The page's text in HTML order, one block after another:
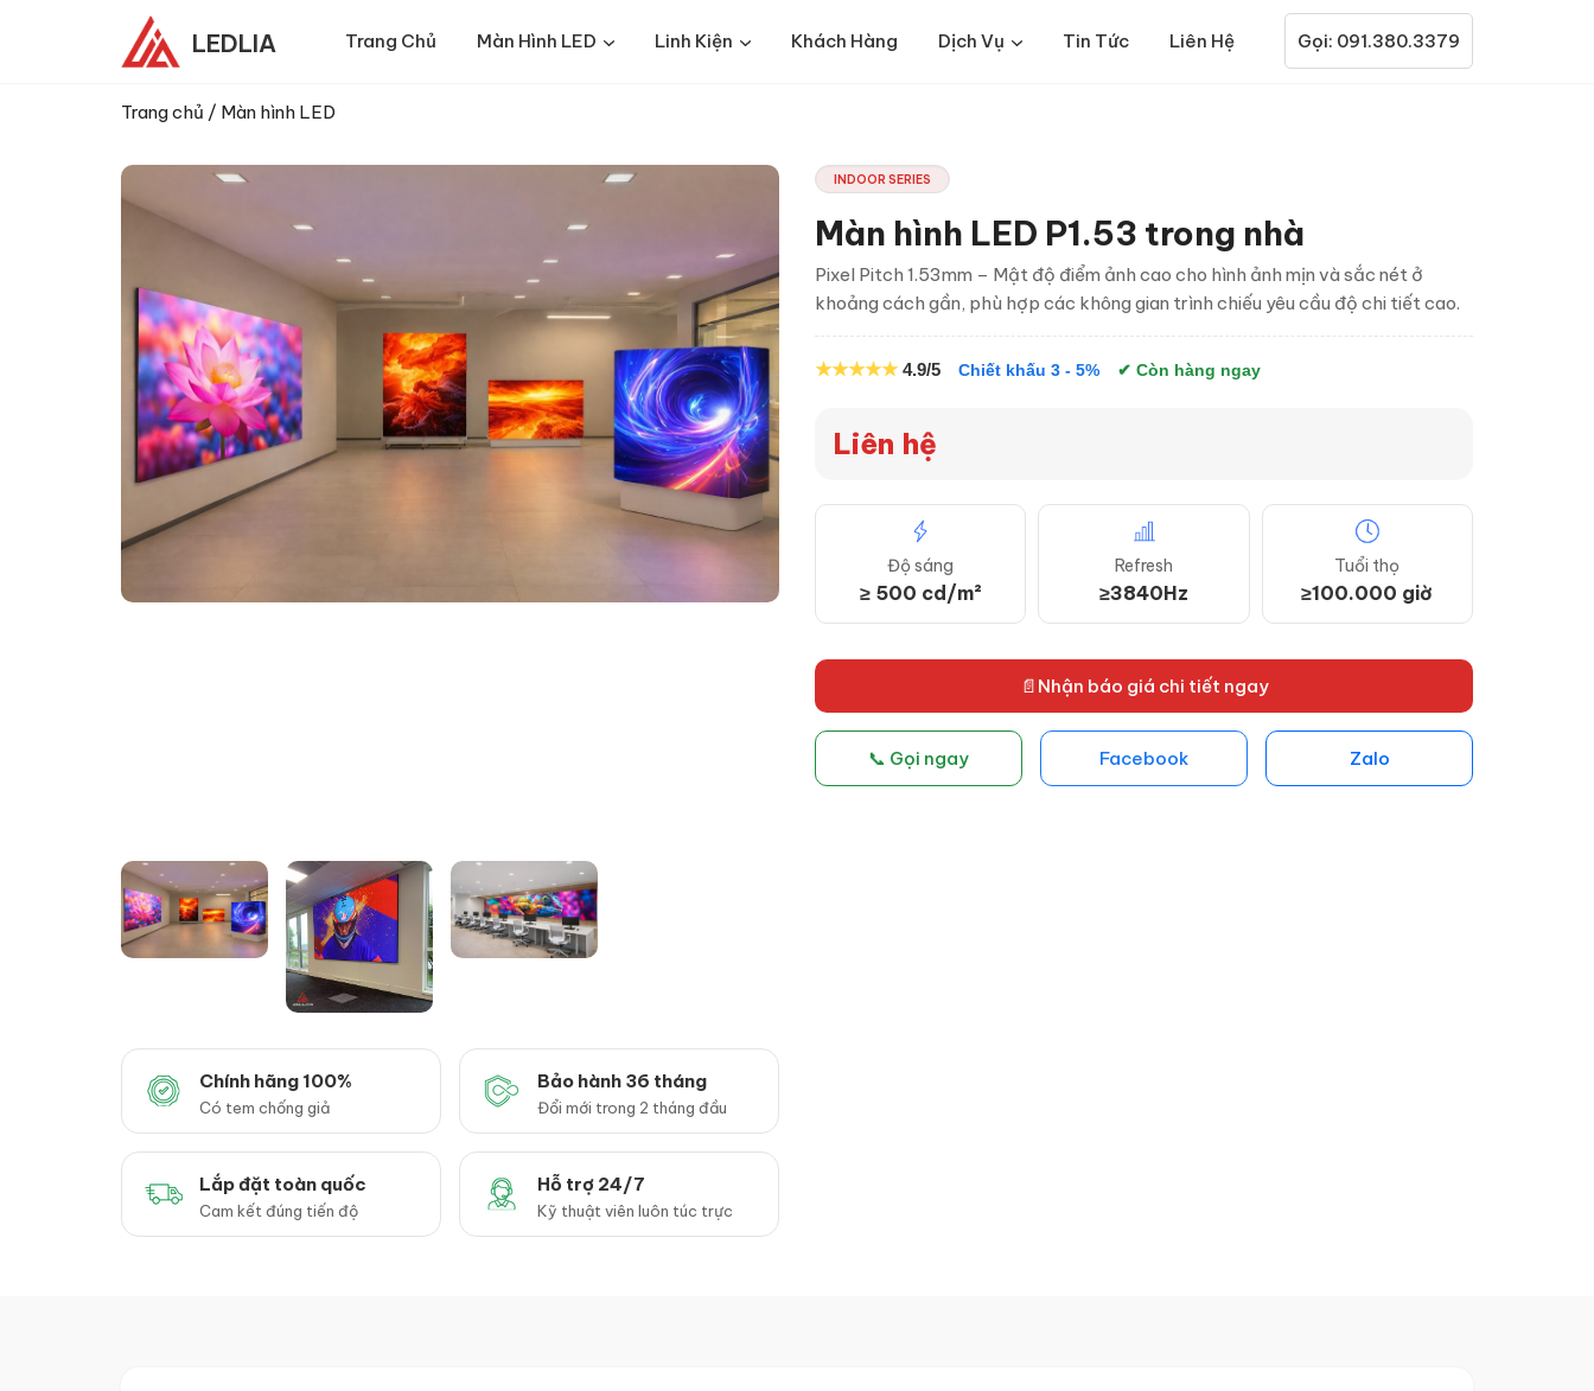
LEDLIA Gọi: 091.380.3379
Trang Chủ Màn Hình LED Linh Kiện Khách Hàng Dịch Vụ Tin Tức Liên Hệ
Trang chủ / Màn hình LED
Chính hãng 100%
Có tem chống giả
Bảo hành 36 tháng
Đổi mới trong 2 tháng đầu
Lắp đặt toàn quốc
Cam kết đúng tiến độ
Hỗ trợ 24/7
Kỹ thuật viên luôn túc trực
INDOOR SERIES
Màn hình LED P1.53 trong nhà
Pixel Pitch 1.53mm – Mật độ điểm ảnh cao cho hình ảnh mịn và sắc nét ở
khoảng cách gần, phù hợp các không gian trình chiếu yêu cầu độ chi tiết cao.
★★★★★ 4.9/5 Chiết khấu 3 - 5% ✔ Còn hàng ngay
Liên hệ
Độ sáng
≥ 500 cd/m²
Refresh
≥3840Hz
Tuổi thọ
≥100.000 giờ
📄Nhận báo giá chi tiết ngay
📞 Gọi ngay Facebook Zalo